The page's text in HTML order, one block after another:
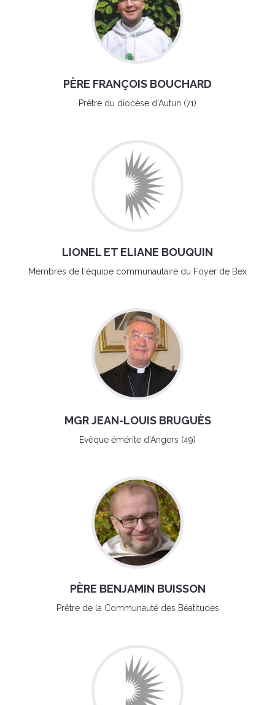
PÈRE FRANÇOIS BOUCHARD
Prêtre du diocèse d'Autun (71)
LIONEL ET ELIANE BOUQUIN
Membres de l'équipe communautaire du Foyer de Bex
MGR JEAN-LOUIS BRUGUÈS
Evêque émérite d'Angers (49)
PÈRE BENJAMIN BUISSON
Prêtre de la Communauté des Béatitudes